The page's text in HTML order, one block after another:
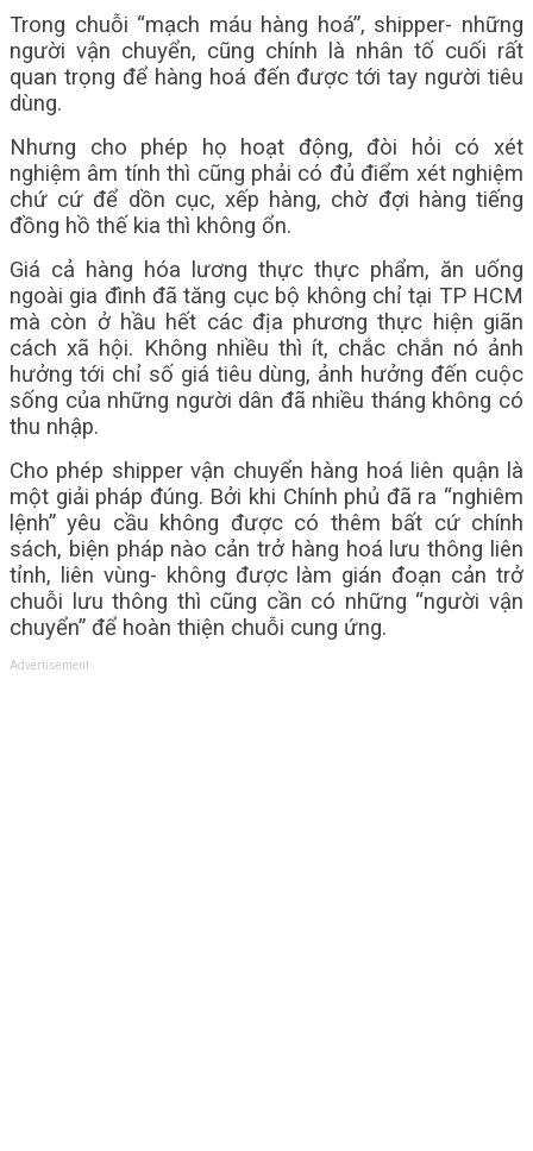
Trong chuỗi “mạch máu hàng hoá”, shipper- những
người vận chuyển, cũng chính là nhân tố cuối rất
quan trọng để hàng hoá đến được tới tay người tiêu
dùng.
Nhưng cho phép họ hoạt động, đòi hỏi có xét
nghiệm âm tính thì cũng phải có đủ điểm xét nghiệm
chứ cứ để dồn cục, xếp hàng, chờ đợi hàng tiếng
đồng hồ thế kia thì không ổn.
Giá cả hàng hóa lương thực thực phẩm, ăn uống
ngoài gia đình đã tăng cục bộ không chỉ tại TP HCM
mà còn ở hầu hết các địa phương thực hiện giãn
cách xã hội. Không nhiều thì ít, chắc chắn nó ảnh
hưởng tới chỉ số giá tiêu dùng, ảnh hưởng đến cuộc
sống của những người dân đã nhiều tháng không có
thu nhập.
Cho phép shipper vận chuyển hàng hoá liên quận là
một giải pháp đúng. Bởi khi Chính phủ đã ra “nghiêm
lệnh” yêu cầu không được có thêm bất cứ chính
sách, biện pháp nào cản trở hàng hoá lưu thông liên
tỉnh, liên vùng- không được làm gián đoạn cản trở
chuỗi lưu thông thì cũng cần có những “người vận
chuyển” để hoàn thiện chuỗi cung ứng.
Advertisement